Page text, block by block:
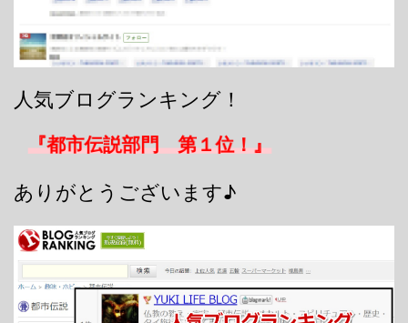
人気ブログランキング！
『都市伝説部門 第１位！』
ありがとうございます♪